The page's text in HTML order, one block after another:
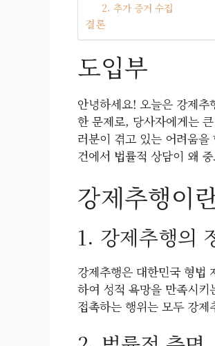
2. 추가 증거 수집
결론
도입부
안녕하세요! 오늘은 강제
한 문제로, 당사자에게는
러분이 겪고 있는 어려움
건에서 법률적 상담이 왜
강제추행이
1. 강제추행의
강제추행은 대한민국 형법
하여 성적 욕망을 만족시
접촉하는 행위는 모두 강